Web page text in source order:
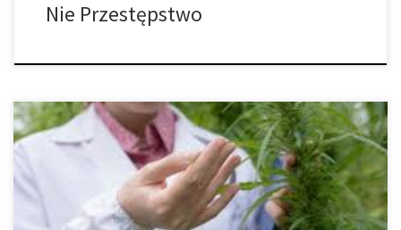
Nie Przestępstwo
Jest wiele zadań, które towarzyszą osobom decydującym się na
uprawę cannabis. Jako hodowca musisz spełnić pewne
obowiązki, szczególnie jeśli chcesz bezproblemowo przejść
przez cały proces. Po pierwsze, jeśli chcesz być hodowcą,